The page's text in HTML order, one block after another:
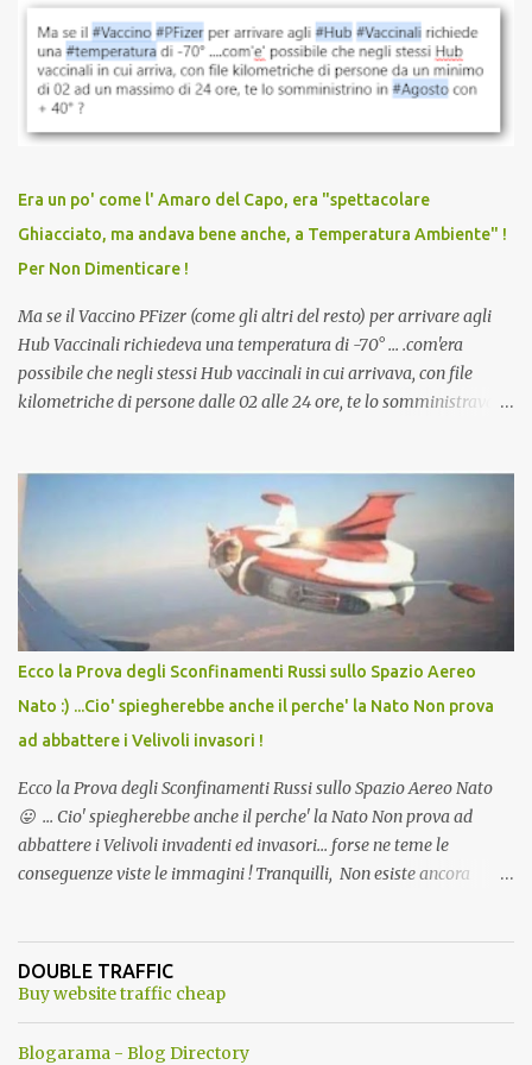
vaccinazione. Non avevamo mai sentito parlare di ricompense,
sconti, incentivi per vaccinarsi. Non avevamo mai visto
discriminazioni per coloro che non l’hanno fatto. Se non sei stato
vaccinato, nessuno aveva prima cercato di farti sentire una
persona cattiva. Non avevamo mai visto un vaccino che minacci le
vaccino usato per minacciare i mezzi di sussistenza, il lavoro o la
scuola. Non avevamo mai visto un vaccino che permettesse a un
dodicenne di ignorare il consenso dei genitori. Dopo tutti i vaccini
che abbiamo elencato sopra...
Era un po' come l' Amaro del Capo, era "spettacolare
Ghiacciato, ma andava bene anche, a Temperatura Ambiente" !
Per Non Dimenticare !
Ma se il Vaccino PFizer (come gli altri del resto) per arrivare agli
Hub Vaccinali richiedeva una temperatura di -70° ... .com'era
possibile che negli stessi Hub vaccinali in cui arrivava, con file
kilometriche di persone dalle 02 alle 24 ore, te lo somministravano
Vaccino come: l' Amaro del Capo, era "spettacolare Ghiacciato, ma
andava bene anche, a Temperatura Ambiente"! Riproponiamo
l'articolo per NON Dimenticare!
Ecco la Prova degli Sconfinamenti Russi sullo Spazio Aereo
Nato :) ...Cio' spiegherebbe anche il perche' la Nato Non prova
ad abbattere i Velivoli invasori !
Ecco la Prova degli Sconfinamenti Russi sullo Spazio Aereo Nato
😛 ... Cio' spiegherebbe anche il perche' la Nato Non prova ad
abbattere i Velivoli invadenti ed invasori... forse ne teme le
conseguenze viste le immagini ! Tranquilli, Non esiste ancora
ancora una fantasia Nato o forse una "False Flag", per provocare
una guerra mondiale che difficilmente da menti sane, potrebbe
DOUBLE TRAFFIC
Buy website traffic cheap
Blogarama - Blog Directory